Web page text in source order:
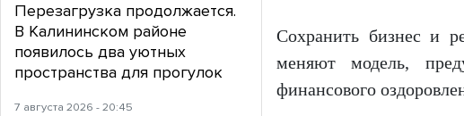
Сохранить бизнес и
меняют модель,
финансового
Перезагрузка продолжается.
В Калининском районе
появилось два уютных
пространства для прогулок
7 августа 2026 - 20:45